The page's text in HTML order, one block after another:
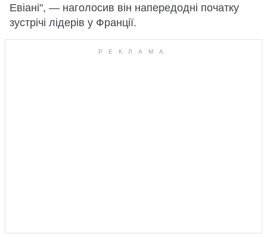
Евіані", — наголосив він напередодні початку
зустрічі лідерів у Франції.